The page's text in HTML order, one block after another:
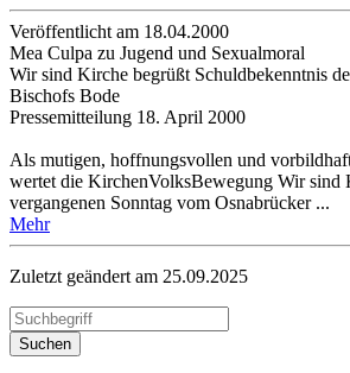
Veröffentlicht am 18­.04.2000
Mea Culpa zu Jugend und Sexualmoral
Wir sind Kirche begrüßt Schuldbekenntnis
Bischofs Bode
Pressemitteilung 18. April 2000
Als mutigen, hoffnungsvollen und
wertet die KirchenVolksBewegung Wir sind
vergangenen Sonntag vom Osnabrücker ...
Mehr
Zuletzt geändert am 25­.09.2025
Suchen